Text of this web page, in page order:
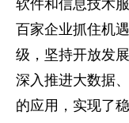
软件和信息技术
百家企业抓住机
级，坚持开放发
深入推进大数据
的应用，实现了